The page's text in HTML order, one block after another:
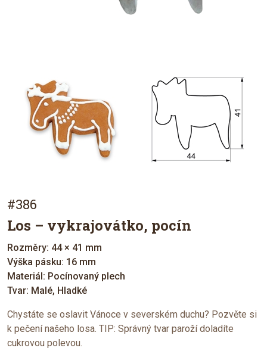
#386
Los – vykrajovátko, pocín
Rozměry: 44 × 41 mm
Výška pásku: 16 mm
Materiál: Pocínovaný plech
Tvar: Malé, Hladké
Chystáte se oslavit Vánoce v severském duchu? Pozvěte si
k pečení našeho losa. TIP: Správný tvar paroží doladíte
cukrovou polevou.